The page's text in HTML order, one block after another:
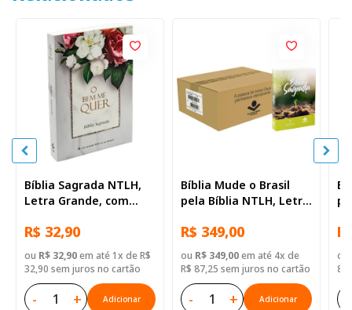
Bíblia Sagrada NTLH,
Letra Grande, com
Grande, Capa Brochura
Ilustrada
R$ 32,90
ou R$ 32,90em até 1x de R$
32,90 sem juros no cartão
- + Adicionar
Bíblia Mude o Brasil
pela Bíblia NTLH, Letra
— 52 Biblias
R$ 349,00
ou R$ 349,00em até 4x de
R$ 87,25 sem juros no cartão
- + Adicionar
ou